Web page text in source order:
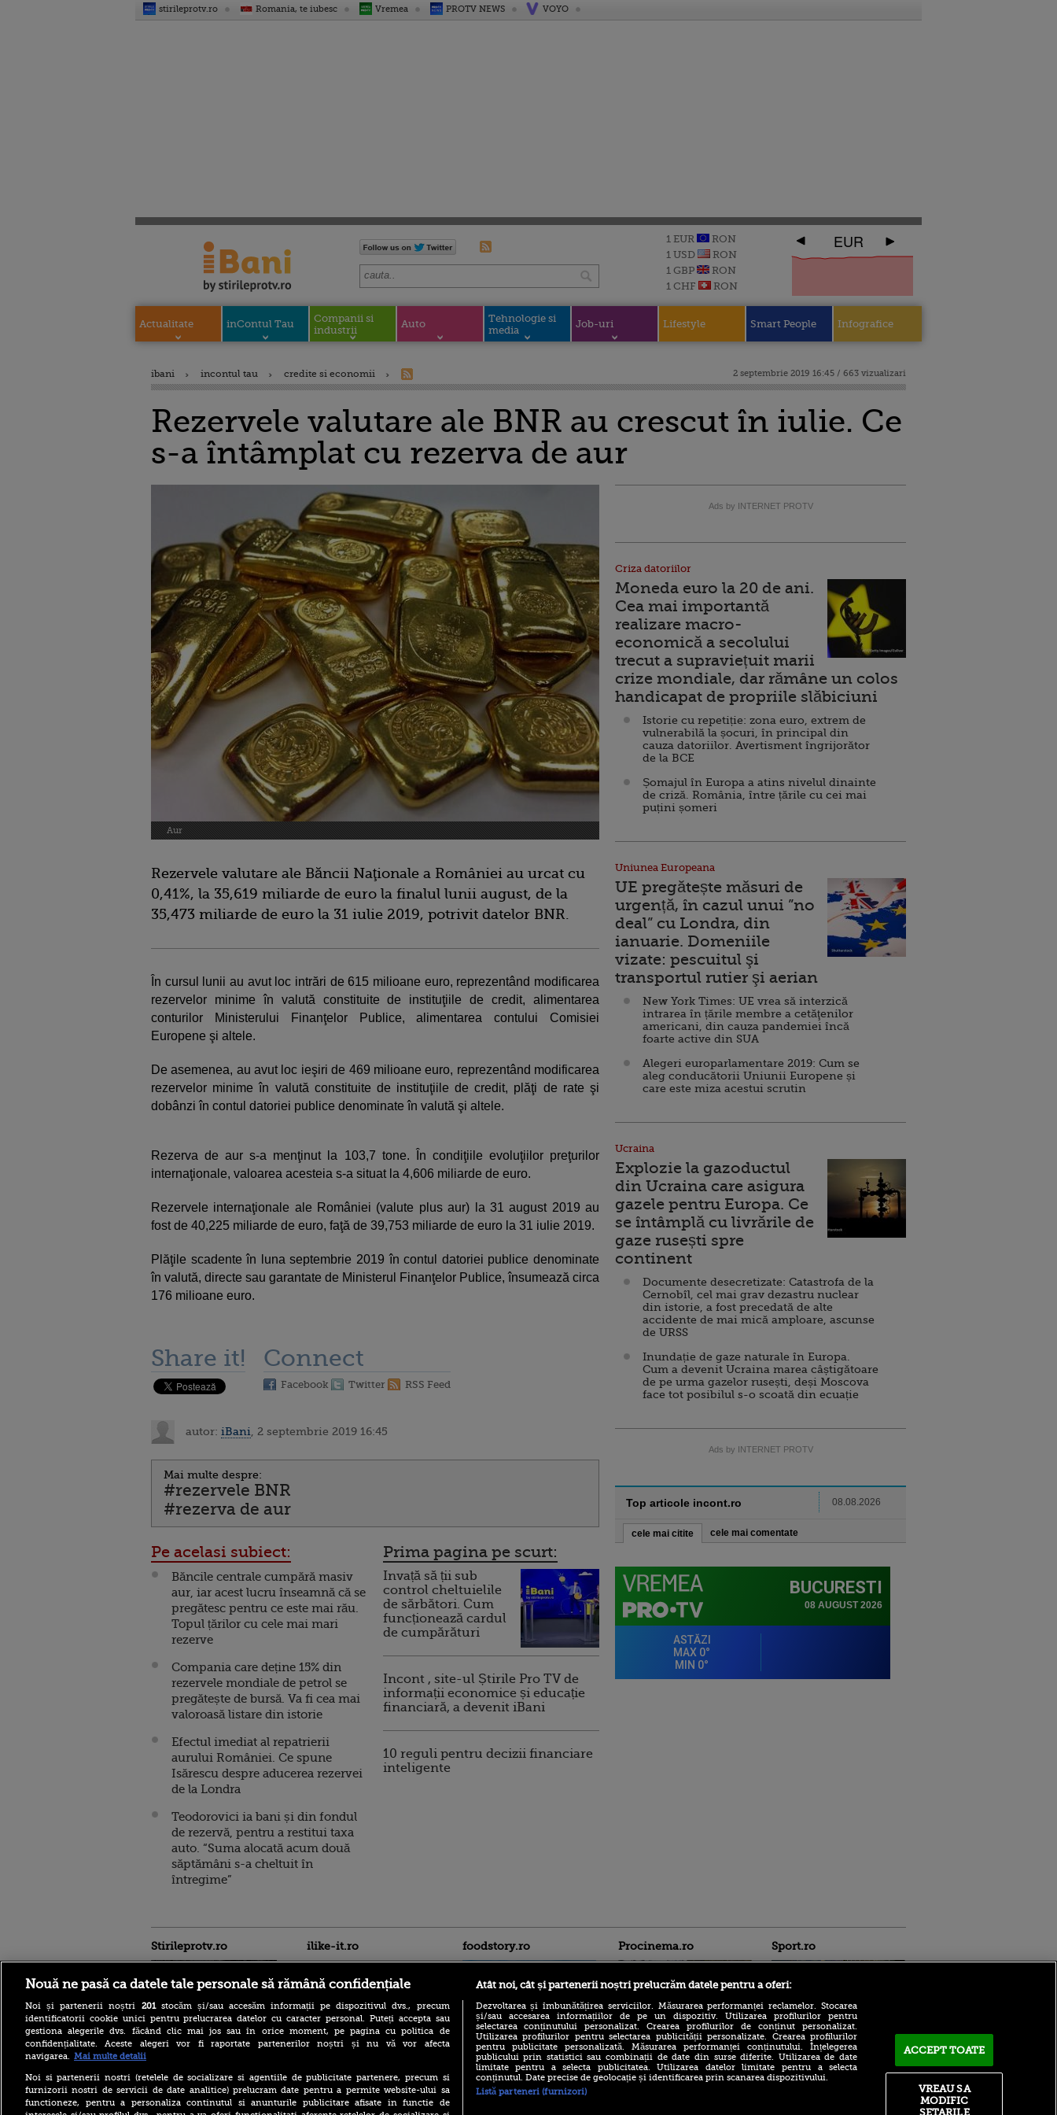
stirileprotv.ro Romania, te iubesc Vremea PROTV NEWS VOYO
1 EUR
RON
1 USD
RON
1 GBP
RON
1 CHF
RON
EUR
Actualitate inContul Tau
Companii si
industrii
Auto
Tehnologie si
media
Job-uri Lifestyle Smart People Infografice
ibani incontul tau credite si economii 2 septembrie 2019 16:45 / 663 vizualizari
Rezervele valutare ale BNR au crescut în iulie. Ce
s-a întâmplat cu rezerva de aur
Aur
Rezervele valutare ale Băncii Naţionale a României au urcat cu
0,41%, la 35,619 miliarde de euro la finalul lunii august, de la
35,473 miliarde de euro la 31 iulie 2019, potrivit datelor BNR.
În cursul lunii au avut loc intrări de 615 milioane euro, reprezentând modificarea
rezervelor minime în valută constituite de instituţiile de credit, alimentarea
conturilor Ministerului Finanţelor Publice, alimentarea contului Comisiei
Europene şi altele.
De asemenea, au avut loc ieşiri de 469 milioane euro, reprezentând modificarea
rezervelor minime în valută constituite de instituţiile de credit, plăţi de rate şi
dobânzi în contul datoriei publice denominate în valută şi altele.
Rezerva de aur s-a menţinut la 103,7 tone. În condiţiile evoluţiilor preţurilor
internaţionale, valoarea acesteia s-a situat la 4,606 miliarde de euro.
Rezervele internaţionale ale României (valute plus aur) la 31 august 2019 au
fost de 40,225 miliarde de euro, faţă de 39,753 miliarde de euro la 31 iulie 2019.
Plăţile scadente în luna septembrie 2019 în contul datoriei publice denominate
în valută, directe sau garantate de Ministerul Finanţelor Publice, însumează circa
176 milioane euro.
Share it! Connect
Facebook Twitter RSS Feed
autor: iBani , 2 septembrie 2019 16:45
Mai multe despre:
#rezervele BNR
#rezerva de aur
Pe acelasi subiect:
Băncile centrale cumpără masiv
aur, iar acest lucru înseamnă că se
pregătesc pentru ce este mai rău.
Topul țărilor cu cele mai mari
rezerve
Compania care deține 15% din
rezervele mondiale de petrol se
pregătește de bursă. Va fi cea mai
valoroasă listare din istorie
Efectul imediat al repatrierii
aurului României. Ce spune
Isărescu despre aducerea rezervei
de la Londra
Teodorovici ia bani și din fondul
de rezervă, pentru a restitui taxa
auto. “Suma alocată acum două
săptămâni s-a cheltuit în
întregime”
Prima pagina pe scurt:
Invață să ții sub
control cheltuielile
de sărbători. Cum
funcționează cardul
de cumpărături
Incont , site-ul Știrile Pro TV de
informații economice și educație
financiară, a devenit iBani
10 reguli pentru decizii financiare
inteligente
Ads by INTERNET PROTV
Criza datoriilor
Moneda euro la 20 de ani.
Cea mai importantă
realizare macro-
economică a secolului
trecut a supraviețuit marii
crize mondiale, dar rămâne un colos
handicapat de propriile slăbiciuni
Istorie cu repetiție: zona euro, extrem de
vulnerabilă la șocuri, în principal din
cauza datoriilor. Avertisment îngrijorător
de la BCE
Șomajul în Europa a atins nivelul dinainte
de criză. România, între țările cu cei mai
puțini șomeri
Uniunea Europeana
UE pregătește măsuri de
urgență, în cazul unui ”no
deal” cu Londra, din
ianuarie. Domeniile
vizate: pescuitul şi
transportul rutier şi aerian
New York Times: UE vrea să interzică
intrarea în țările membre a cetăţenilor
americani, din cauza pandemiei încă
foarte active din SUA
Alegeri europarlamentare 2019: Cum se
aleg conducătorii Uniunii Europene și
care este miza acestui scrutin
Ucraina
Explozie la gazoductul
din Ucraina care asigura
gazele pentru Europa. Ce
se întâmplă cu livrările de
gaze rusești spre
continent
Documente desecretizate: Catastrofa de la
Cernobîl, cel mai grav dezastru nuclear
din istorie, a fost precedată de alte
accidente de mai mică amploare, ascunse
de URSS
Inundație de gaze naturale în Europa.
Cum a devenit Ucraina marea câștigătoare
de pe urma gazelor rusești, deși Moscova
face tot posibilul s-o scoată din ecuație
Ads by INTERNET PROTV
Top articole incont.ro 08.08.2026
cele mai citite cele mai comentate
Stirileprotv.ro
rămas blocați în peretele
Văii Albe. Nu se poate
interveni cu elicopterul
ilike-it.ro foodstory.ro
(P) Descoperă Lumea
Evenimentelor din România
cu Transilvania Events!
Procinema.ro
Nikolaj Coster-Waldau din
Urzeala Tronurilor și
Sport.ro
Farul Constanța - FK
Csikszereda se joacă acum!
Spectacol la Ovidiu!
Gazdele au marcat pentru a
Nouă ne pasă ca datele tale personale să rămână confidențiale
Noi și partenerii noștri 201stocăm și/sau accesăm informații pe dispozitivul dvs., precum
identificatorii cookie unici pentru prelucrarea datelor cu caracter personal. Puteți accepta sau
gestiona alegerile dvs. făcând clic mai jos sau în orice moment, pe pagina cu politica de
confidențialitate. Aceste alegeri vor fi raportate partenerilor noștri și nu vă vor afecta
navigarea. Mai multe detalii
Noi si partenerii nostri (retelele de socializare si agentiile de publicitate partenere, precum si
furnizorii nostri de servicii de date analitice) prelucram date pentru a permite website-ului sa
functioneze, pentru a personaliza continutul si anunturile publicitare afisate in functie de
Atât noi, cât și partenerii noștri prelucrăm datele pentru a oferi:
Dezvoltarea și îmbunătățirea serviciilor. Măsurarea performanței reclamelor. Stocarea
și/sau accesarea informațiilor de pe un dispozitiv. Utilizarea profilurilor pentru
selectarea conținutului personalizat. Crearea profilurilor de conținut personalizat.
Utilizarea profilurilor pentru selectarea publicității personalizate. Crearea profilurilor
pentru publicitate personalizată. Măsurarea performanței conținutului. Înțelegerea
publicului prin statistici sau combinații de date din surse diferite. Utilizarea de date
limitate pentru a selecta publicitatea. Utilizarea datelor limitate pentru a selecta
conținutul. Date precise de geolocație și identificarea prin scanarea dispozitivului.
Listă parteneri (furnizori)
ACCEPT TOATE
VREAU SA
MODIFIC
SETARILE